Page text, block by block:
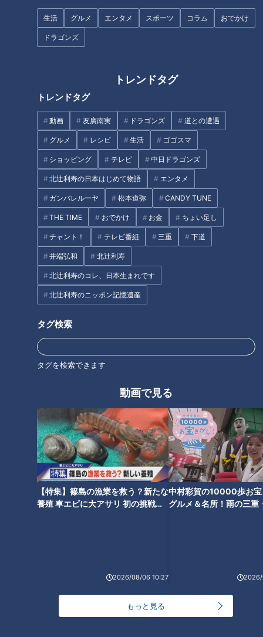
生活 グルメ エンタメ スポーツ コラム おでかけ
ドラゴンズ
トレンドタグ
トレンドタグ
動画 友廣南実 ドラゴンズ 道との遭遇
グルメ レシピ 生活 ゴゴスマ
ショッピング テレビ 中日ドラゴンズ
北辻利寿の日本はじめて物語 エンタメ
ガンバレルーヤ 松本道弥 CANDY TUNE
THE TIME おでかけ お金 ちょい足し
チャント！ テレビ番組 三重 下道
井端弘和 北辻利寿
北辻利寿のコレ、日本生まれです
北辻利寿のニッポン記憶遺産
タグ検索
タグを検索できます
動画で見る
【特集】篠島の漁業を救う？新たな
養殖 車エビに大アサリ 初の挑戦
2026/08/06 10:27
中村彩賀の10000歩お宝
グルメ＆名所！雨の三重
2026/
もっと見る
CBCテレビ『チャント！』
荷する、県内有数の産地です。収穫作業をしていた農家の方に
よると、１日で約1000玉もの白菜を収穫するそうです。これ
からの時期、寒さの影響でより甘みが増しおいしくなると言い
ます。では、白菜農家の方たちは、どのように食べているので
しょうか。
（白菜農家）
「やっぱり鍋。これぐらいの（小さめサイズ）白菜だったら1
玉まるごと入れる。（鍋の）フタが浮くくらい入れる」
土鍋にカットした白菜をたっぷり詰めると、フタが浮くほどの
量になりますが、30～40分ほど煮込むと、白菜がしんなりし
てフタがしっかり閉まるようになるそうです。白菜をざく切り
にして白だしで煮込んだ「白菜たっぷり雑煮」や、ピリ辛がク
セになる「キムチ鍋」、「白菜と鶏肉のミソ鍋」、さらに「白
菜と豚肉のミルフィーユ鍋」など、農家さんからたくさんのレ
（白菜農家）
ゃえばいい。一番甘みもでる」
「何にでも染まれるのが白菜の良さ」
また、猿投地区で栽培している白菜は、えぐみや辛みがない品
種のため、生でもおいしくいただけます。白菜を好きな大きさ
に切って、韓国のりと一緒に和えて「白菜サラダ」にして食べ
るとの声もありました。